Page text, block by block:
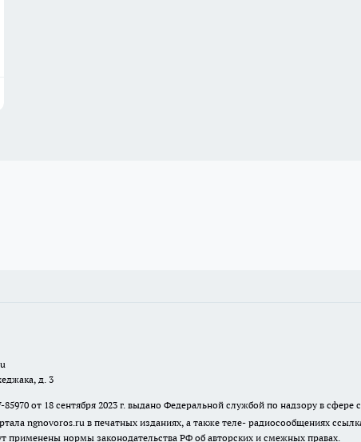
д. 3
от 18 сентября 2023 г. выдано Федеральной службой по надзору в
ngnovoros.ru в печатных изданиях, а также теле- радиосообщениях
применены нормы законодательства РФ об авторских и смежных правах.